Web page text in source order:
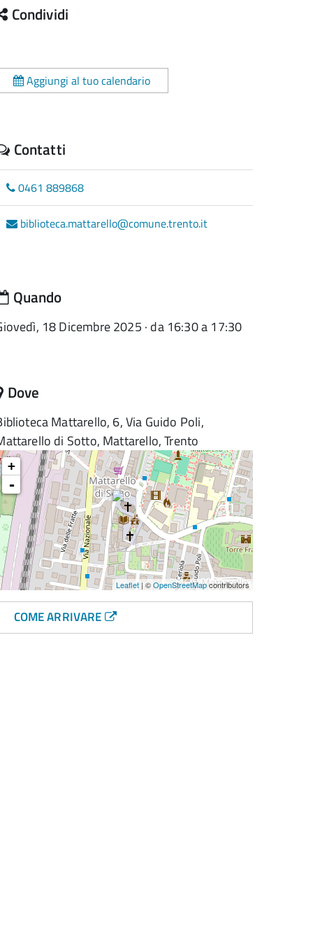
Condividi
Aggiungi al tuo calendario
Contatti
0461 889868
biblioteca.mattarello@comune.trento.it
Quando
18 Dicembre 2025 · da 16:30 a 17:30
Dove
Mattarello, 6, Via Guido Poli,
di Sotto, Mattarello, Trento
+
-
Leaflet | ©OpenStreetMapcontributors
COME ARRIVARE